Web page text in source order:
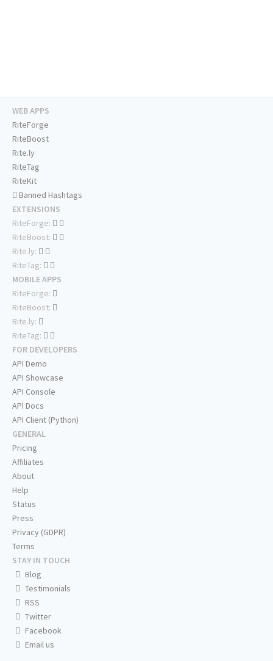
WEB APPS
RiteForge
RiteBoost
Rite.ly
RiteTag
RiteKit
Banned Hashtags
EXTENSIONS
RiteForge:
RiteBoost:
Rite.ly:
RiteTag:
MOBILE APPS
RiteForge:
RiteBoost:
Rite.ly:
RiteTag:
FOR DEVELOPERS
API Demo
API Showcase
API Console
API Docs
API Client (Python)
GENERAL
Pricing
Affiliates
About
Help
Status
Press
Privacy (GDPR)
Terms
STAY IN TOUCH
Blog
Testimonials
RSS
Twitter
Facebook
Email us